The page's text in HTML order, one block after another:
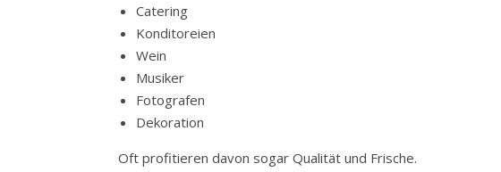
Catering
Konditoreien
Wein
Musiker
Fotografen
Dekoration
Oft profitieren davon sogar Qualität und Frische.